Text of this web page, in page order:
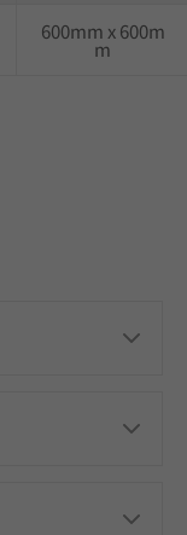
600mm x 600m
m